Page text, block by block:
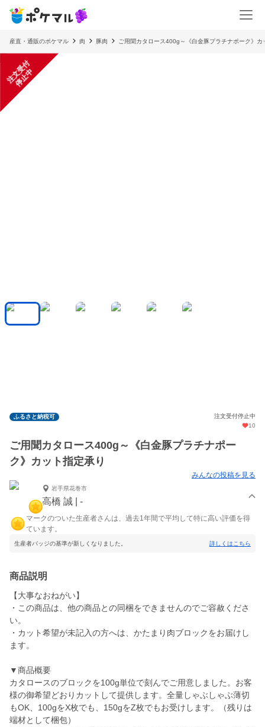
産直・通販のポケマル 肉 豚肉 ご用聞カタロース400g～《白金豚プラチナポーク》カ
注
文
受
付
停
止
中
ふるさと納税可
注文受付停止中
10
ご用聞カタロース400g～《白金豚プラチナポー
ク》カット指定承り
みんなの投稿を見る
岩手県花巻市
高橋 誠 | -
マークのついた生産者さんは、過去1年間で平均して特に高い評価を得
ています。
生産者バッジの基準が新しくなりました。 詳しくはこちら
商品説明
【大事なおねがい】
・この商品は、他の商品との同梱をできませんのでご容赦くださ
い。
・カット希望が未記入の方へは、かたまり肉ブロックをお届けし
ます。
▼商品概要
カタロースのブロックを100g単位で刻んでご用意しました。お客
様の御希望どおりカットして提供します。全量しゃぶしゃぶ薄切
もOK、100gをX枚でも、150gをZ枚でもお受けします。（残りは
端材として梱包）